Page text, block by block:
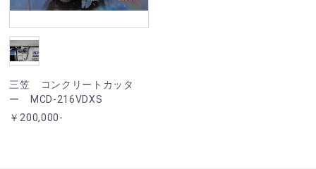
三笠 コンクリートカッタ
ー MCD-216VDXS
￥200,000-